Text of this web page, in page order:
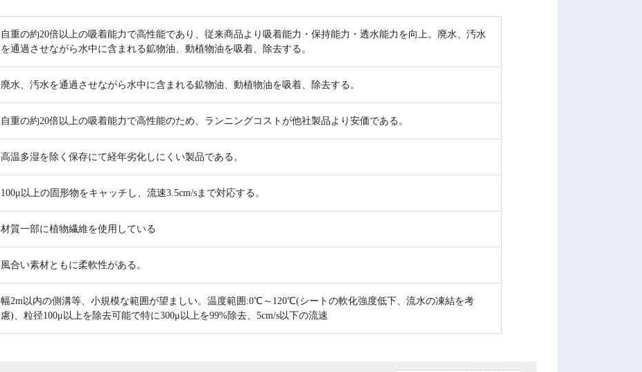
自重の約20倍以上の吸着能力で高性能であり、従来商品より吸着能力・保持能力・透水能力を向上。廃水、汚水
を通過させながら水中に含まれる鉱物油、動植物油を吸着、除去する。
廃水、汚水を通過させながら水中に含まれる鉱物油、動植物油を吸着、除去する。
自重の約20倍以上の吸着能力で高性能のため、ランニングコストが他社製品より安価である。
高温多湿を除く保存にて経年劣化しにくい製品である。
100μ以上の固形物をキャッチし、流速3.5cm/sまで対応する。
材質一部に植物繊維を使用している
風合い素材ともに柔軟性がある。
幅2m以内の側溝等、小規模な範囲が望ましい。温度範囲:0℃～120℃(シートの軟化強度低下、流水の凍結を考
慮)、粒径100μ以上を除去可能で特に300μ以上を99%除去、5cm/s以下の流速